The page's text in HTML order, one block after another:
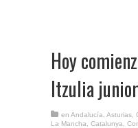
Hoy
Itzulia junior
en Andalucía Asturias
La Mancha
Catalunya